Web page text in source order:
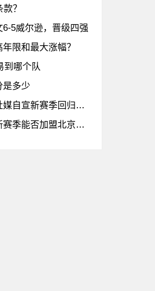
？
5威尔逊，晋级四强
限和最大涨幅？
到哪个队
是多少
新赛季回归辽宁男篮
能否加盟北京男篮?